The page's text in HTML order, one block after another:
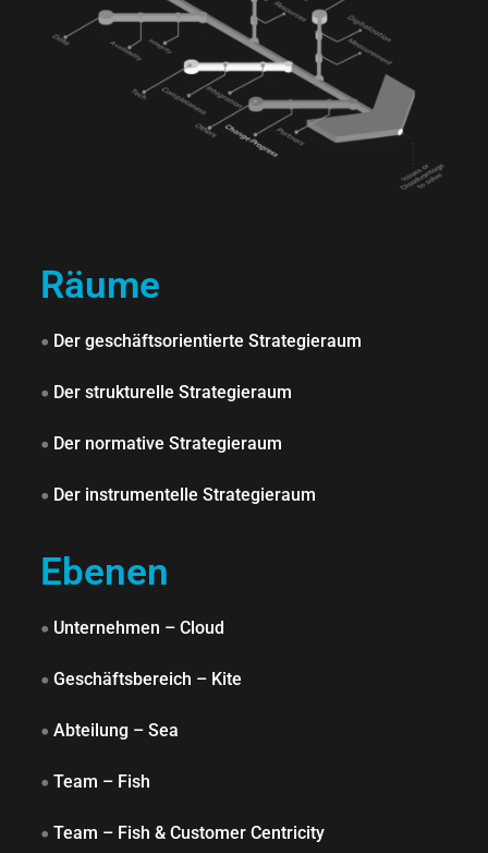
Räume
• Der geschäftsorientierte Strategieraum
• Der strukturelle Strategieraum
• Der normative Strategieraum
• Der instrumentelle Strategieraum
Ebenen
• Unternehmen – Cloud
• Geschäftsbereich – Kite
• Abteilung – Sea
• Team – Fish
• Team – Fish & Customer Centricity